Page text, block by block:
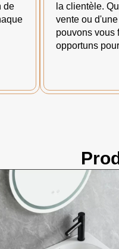
de
la clientèle.
vente ou
pouvons vous
opportuns